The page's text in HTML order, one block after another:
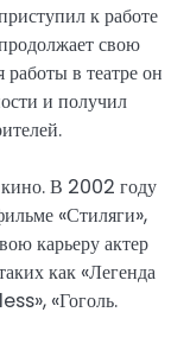
к работе
свою
в театре он
и получил
кино. В 2002 году
«Стиляги»,
карьеру актер
как «Легенда
«Гоголь.